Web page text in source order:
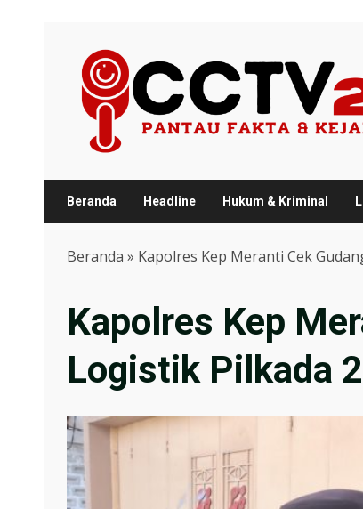
content
Beranda Headline Hukum & Kriminal
Beranda » Kapolres Kep Meranti Cek
Kapolres Kep
Logistik Pilkada